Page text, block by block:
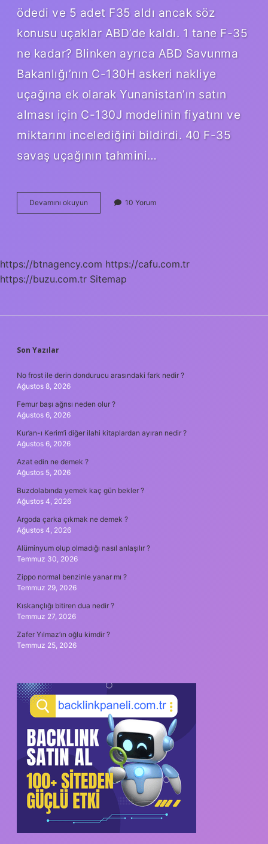
ödedi ve 5 adet F35 aldı ancak söz
konusu uçaklar ABD’de kaldı. 1 tane F-35
ne kadar? Blinken ayrıca ABD Savunma
Bakanlığı’nın C-130H askeri nakliye
uçağına ek olarak Yunanistan’ın satın
alması için C-130J modelinin fiyatını ve
miktarını incelediğini bildirdi. 40 F-35
savaş uçağının tahmini…
Devamını okuyun Amerikada
Kaç
10 Yorum
https://btnagency.com https://cafu.com.tr
https://buzu.com.tr Sitemap
SIDEBAR
Son Yazılar
No frost ile derin dondurucu arasındaki fark nedir ?
Ağustos 8, 2026
Femur başı ağrısı neden olur ?
Ağustos 6, 2026
Kur’an-ı Kerim’i diğer ilahi kitaplardan ayıran nedir ?
Ağustos 6, 2026
Azat edin ne demek ?
Ağustos 5, 2026
Buzdolabında yemek kaç gün bekler ?
Ağustos 4, 2026
Argoda çarka çıkmak ne demek ?
Ağustos 4, 2026
Alüminyum olup olmadığı nasıl anlaşılır ?
Temmuz 30, 2026
Zippo normal benzinle yanar mı ?
Temmuz 29, 2026
Kıskançlığı bitiren dua nedir ?
Temmuz 27, 2026
Zafer Yılmaz’ın oğlu kimdir ?
Temmuz 25, 2026